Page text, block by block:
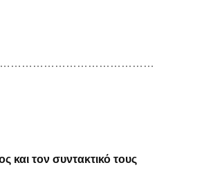
και τον συντακτικό τους